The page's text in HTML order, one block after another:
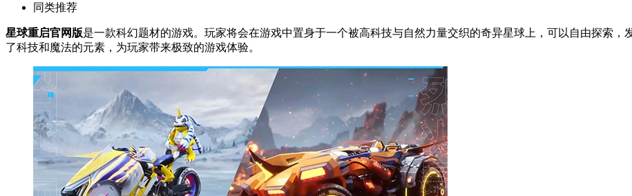
同类推荐
星球重启官网版是一款科幻题材的游戏。玩家将会在游戏中置身于一个被高科技与自然力量交织的奇异星球上，可以自由探索
了科技和魔法的元素，为玩家带来极致的游戏体验。